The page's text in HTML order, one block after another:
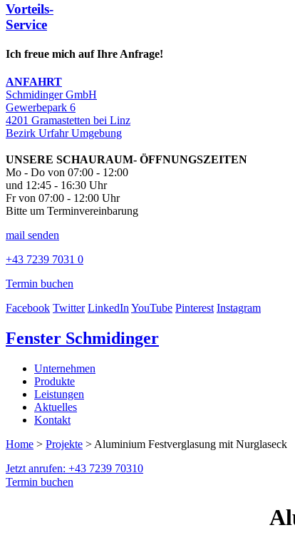
Vorteils-
Service
Ich freue mich auf Ihre Anfrage!
ANFAHRT
Schmidinger GmbH
Gewerbepark 6
4201 Gramastetten bei Linz
Bezirk Urfahr Umgebung
UNSERE SCHAURAUM- ÖFFNUNGSZEITEN
Mo - Do von 07:00 - 12:00
und 12:45 - 16:30 Uhr
Fr von 07:00 - 12:00 Uhr
Bitte um Terminvereinbarung
mail senden
+43 7239 7031 0
Termin buchen
Facebook Twitter LinkedInYouTube Pinterest Instagram
Fenster Schmidinger
Unternehmen
Produkte
Leistungen
Aktuelles
Kontakt
Home > Projekte > Aluminium Festverglasung mit Nurglaseck
Jetzt anrufen: +43 7239 70310
Termin buchen